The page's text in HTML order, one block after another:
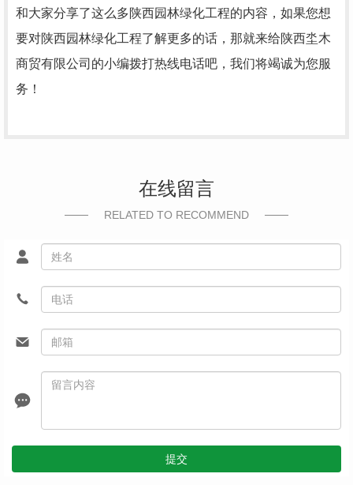
和大家分享了这么多陕西园林绿化工程的内容，如果您想
要对陕西园林绿化工程了解更多的话，那就来给陕西坔木
商贸有限公司的小编拨打热线电话吧，我们将竭诚为您服
务！
在线留言
RELATED TO RECOMMEND
提交